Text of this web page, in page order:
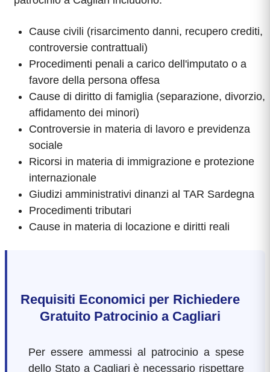
Cause civili (risarcimento danni, recupero crediti,
controversie contrattuali)
Procedimenti penali a carico dell'imputato o a
favore della persona offesa
Cause di diritto di famiglia (separazione, divorzio,
affidamento dei minori)
Controversie in materia di lavoro e previdenza
sociale
Ricorsi in materia di immigrazione e protezione
internazionale
Giudizi amministrativi dinanzi al TAR Sardegna
Procedimenti tributari
Cause in materia di locazione e diritti reali
Requisiti Economici per Richiedere
Gratuito Patrocinio a Cagliari
Per essere ammessi al patrocinio a spese
dello Stato a Cagliari è necessario rispettare